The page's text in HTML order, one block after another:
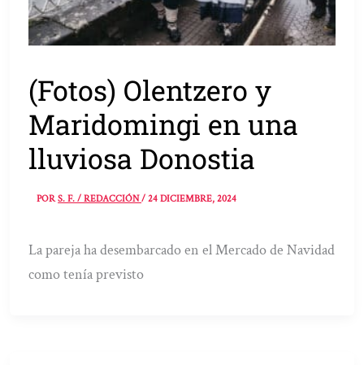
(Fotos) Olentzero y
Maridomingi en una
lluviosa Donostia
PORS. F. / REDACCIÓN/24 DICIEMBRE, 2024
La pareja ha desembarcado en el Mercado de Navidad
como tenía previsto